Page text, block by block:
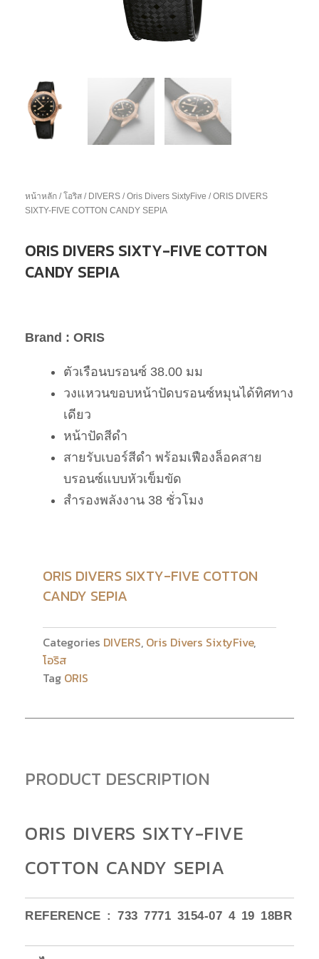
หน้าหลัก /โอริส / DIVERS /Oris Divers SixtyFive / ORIS DIVERS
SIXTY-FIVE COTTON CANDY SEPIA
ORIS DIVERS SIXTY-FIVE COTTON
CANDY SEPIA
Brand : ORIS
ตัวเรือนบรอนซ์ 38.00 มม
วงแหวนขอบหน้าปัดบรอนซ์หมุนได้ทิศทาง
เดียว
หน้าปัดสีดำ
สายรับเบอร์สีดำ พร้อมเฟืองล็อคสาย
บรอนซ์แบบหัวเข็มขัด
สำรองพลังงาน 38 ชั่วโมง
ORIS DIVERS SIXTY-FIVE COTTON
CANDY SEPIA
Categories DIVERS, Oris Divers SixtyFive,
โอริส
Tag ORIS
PRODUCT DESCRIPTION
ORIS DIVERS SIXTY-FIVE
COTTON CANDY SEPIA
REFERENCE : 733 7771 3154-07 4 19 18BR